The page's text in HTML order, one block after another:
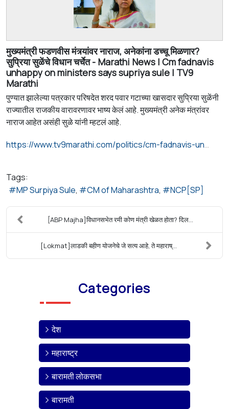
मुख्यमंत्री फडणवीस मंत्र्यांवर नाराज, अनेकांना डच्चू मिळणार?
सुप्रिया सुळेंचे विधान चर्चेत - Marathi News | Cm fadnavis
unhappy on ministers says supriya sule | TV9
Marathi
पुण्यात झालेल्या पत्रकार परिषदेत शरद पवार गटाच्या खासदार सुप्रिया सुळेंनी
राज्यातील राजकीय वारावरणावर भाष्य केलं आहे. मुख्यमंत्री अनेक मंत्रांवर
नाराज आहेत असंही सुळे यांनी म्हटलं आहे.
https://www.tv9marathi.com/politics/cm-fadnavis-unhappy-on-ministers-says-supriya-sule-1454784.html
Tags:
MP Surpiya Sule
CM of Maharashtra NCP[SP]
[ABP Majha]विधानसभेत रमी कोण मंत्री खेळत होता? दिल...
[Lokmat]लाडकी बहीण योजनेचे जे सत्य आहे, ते महाराष्...
Categories
देश
महाराष्ट्र
बारामती लोकसभा
बारामती